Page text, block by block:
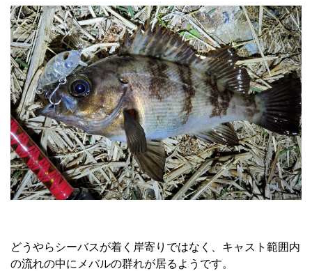
どうやらシーバスが着く岸寄りではなく、キャスト範囲内
の流れの中にメバルの群れが居るようです。